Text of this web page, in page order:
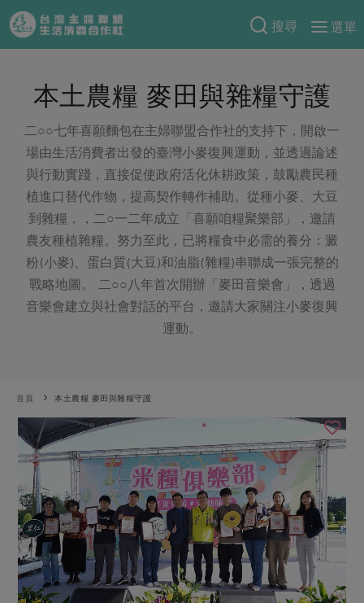
搜尋
選單
產品分類
當季蔬果
一籃菜 當令水果
芽苗類 蕈菇類
辛香料類
蛋 乳製品
豆製品 米麵雜糧
水畜加工品
調理食材・點心
調味醬料/南北貨 烘焙
休閒零嘴 沖泡飲品
保健食品
居家好物
食譜料理
食材
米食
麵食
肉食
海鮮
常備菜
蔬食
料理方式
烘焙．點心
醬料
湯品．鍋物
漬物
涼拌沙拉
飲品
特別企畫
預購活動
把最好的台灣味帶回家！
防災用品預購圓滿結束
2026年端午節預購圓滿結束
更多預購活動
合作25-精選產品第三彈
更多當季產品
議題活動
主婦聯盟X樂齡網特約優惠案
30%rPET紅烏龍茶
綠主張
觀點文章
主婦食堂 一籃菜真心話
社內大小事 合作聯合國
產品故事 生活提案
關注議題
減硝酸鹽 惜食
非基改運動 支持本土農糧
廢核運動 能源議題
減添加物 減塑減廢
公益金 食農教育
更多議題
關於合作社
認識合作社
自主把關
檢驗報告
硝酸鹽檢驗
社員權益
合作社法規
重要公告
本土農糧 麥田與雜糧守護
二○○七年喜願麵包在主婦聯盟合作社的支持下，開啟一
場由生活消費者出發的臺灣小麥復興運動，並透過論述
與行動實踐，直接促使政府活化休耕政策，鼓勵農民種
植進口替代作物，提高契作轉作補助。從種小麥、大豆
到雜糧，，二○一二年成立「喜願咱糧聚樂部」，邀請
農友種植雜糧。努力至此，已將糧食中必需的養分：澱
粉(小麥)、蛋白質(大豆)和油脂(雜糧)串聯成一張完整的
戰略地圖。 二○○八年首次開辦「麥田音樂會」，透過
音樂會建立與社會對話的平台，邀請大家關注小麥復興
運動。
首頁 本土農糧 麥田與雜糧守護